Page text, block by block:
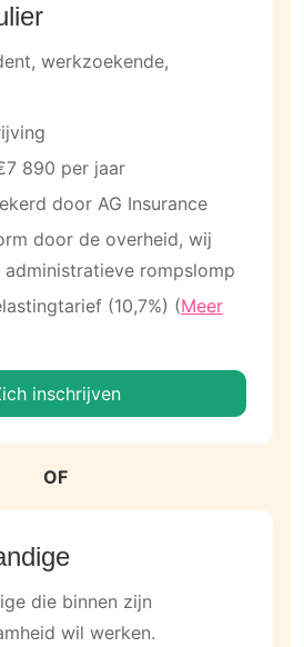
werkzoekende,
890 per jaar
door AG Insurance
door de overheid, wij
administratieve rompslomp
(10,7%) (Meer
inschrijven
OF
die binnen zijn
wil werken.